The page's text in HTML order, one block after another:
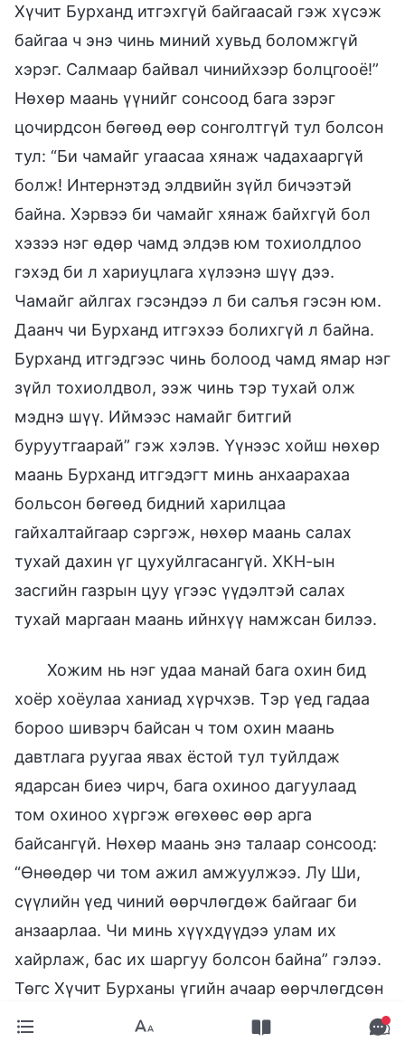
Хүчит Бурханд итгэхгүй байгаасай гэж хүсэж
байгаа ч энэ чинь миний хувьд боломжгүй
хэрэг. Салмаар байвал чинийхээр болцгооё!”
Нөхөр маань үүнийг сонсоод бага зэрэг
цочирдсон бөгөөд өөр сонголтгүй тул болсон
тул: “Би чамайг угаасаа хянаж чадахааргүй
болж! Интернэтэд элдвийн зүйл бичээтэй
байна. Хэрвээ би чамайг хянаж байхгүй бол
хэзээ нэг өдөр чамд элдэв юм тохиолдлоо
гэхэд би л хариуцлага хүлээнэ шүү дээ.
Чамайг айлгах гэсэндээ л би салъя гэсэн юм.
Даанч чи Бурханд итгэхээ болихгүй л байна.
Бурханд итгэдгээс чинь болоод чамд ямар нэг
зүйл тохиолдвол, ээж чинь тэр тухай олж
мэднэ шүү. Иймээс намайг битгий
буруутгаарай” гэж хэлэв. Үүнээс хойш нөхөр
маань Бурханд итгэдэгт минь анхаарахаа
больсон бөгөөд бидний харилцаа
гайхалтайгаар сэргэж, нөхөр маань салах
тухай дахин үг цухуйлгасангүй. ХКН-ын
засгийн газрын цуу үгээс үүдэлтэй салах
тухай маргаан маань ийнхүү намжсан билээ.
Хожим нь нэг удаа манай бага охин бид
хоёр хоёулаа ханиад хүрчхэв. Тэр үед гадаа
бороо шивэрч байсан ч том охин маань
давтлага руугаа явах ёстой тул туйлдаж
ядарсан биеэ чирч, бага охиноо дагуулаад
том охиноо хүргэж өгөхөөс өөр арга
байсангүй. Нөхөр маань энэ талаар сонсоод:
“Өнөөдөр чи том ажил амжуулжээ. Лу Ши,
сүүлийн үед чиний өөрчлөгдөж байгааг би
анзаарлаа. Чи минь хүүхдүүдээ улам их
хайрлаж, бас их шаргуу болсон байна” гэлээ.
Төгс Хүчит Бурханы үгийн ачаар өөрчлөгдсөн
гэдгээ би мэдэж байсан тул нөхрийнхөө